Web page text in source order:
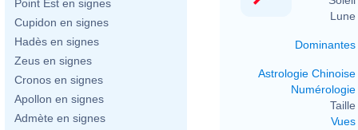
Point Est en signes
Cupidon en signes
Hadès en signes
Zeus en signes
Cronos en signes
Apollon en signes
Admète en signes
Lune
Dominantes
Astrologie Chinoise
Numérologie
Taille
Vues